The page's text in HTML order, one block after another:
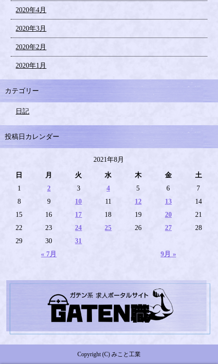
2020年4月
2020年3月
2020年2月
2020年1月
カテゴリー
日記
投稿日カレンダー
2021年8月
日 月 火 水 木 金 土
« 7月 9月 »
1 2 3 4 5 6
7
8
9 10 11 12 13
14
15
16 17 18 19 20
21
22
23 24 25 26 27
28
29
30 31
Copyright (C) みこと工業